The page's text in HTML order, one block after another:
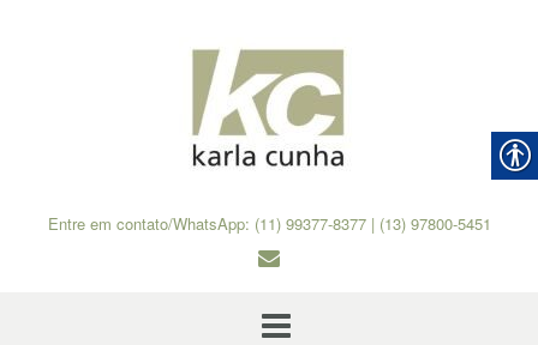
Entre em contato/WhatsApp: (11) 99377-8377 | (13) 97800-5451